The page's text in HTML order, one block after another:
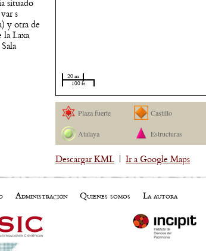
situado
s
y otra de
Laxa
20 m
100 ft
Plaza fuerte Castillo
Atalaya Estructuras
Descargar KML | Ir a Google Maps
Administración Quienes somos La autora